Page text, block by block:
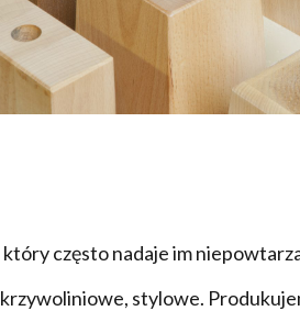
często nadaje im
stylowe.